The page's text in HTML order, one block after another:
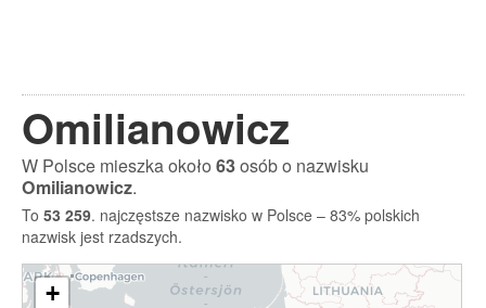
Omilianowicz
W Polsce mieszka około63osób o nazwisku
Omilianowicz.
To 53 259. najczęstsze nazwisko w Polsce – 83% polskich
nazwisk jest rzadszych.
+